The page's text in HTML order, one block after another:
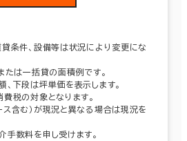
条件、設備等は状況により変更にな
たは一括貸の面積例です。
下段は坪単価を表示します。
税の対象となります。
含む）が現況と異なる場合は現況を
数料を申し受けます。